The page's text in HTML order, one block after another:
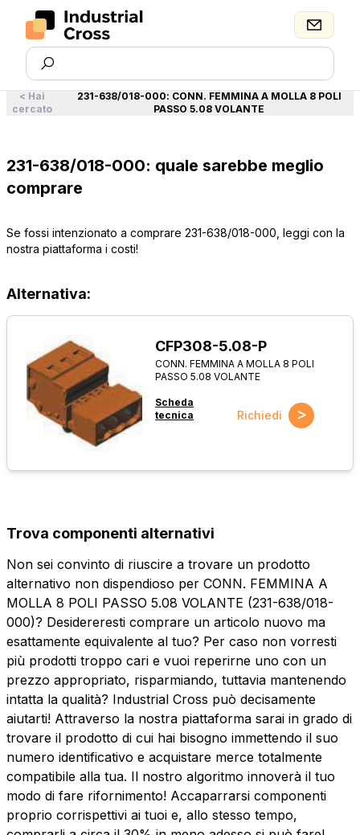
< Hai
cercato
231-638/018-000: CONN. FEMMINA A MOLLA 8 POLI
PASSO 5.08 VOLANTE
231-638/018-000: quale sarebbe meglio
comprare
Se fossi intenzionato a comprare 231-638/018-000, leggi con la
nostra piattaforma i costi!
Alternativa:
CFP308-5.08-P
CONN. FEMMINA A MOLLA 8 POLI
PASSO 5.08 VOLANTE
Scheda
tecnica
Richiedi >
Trova componenti alternativi
Non sei convinto di riuscire a trovare un prodotto
alternativo non dispendioso per CONN. FEMMINA A
MOLLA 8 POLI PASSO 5.08 VOLANTE (231-638/018-
000)? Desidereresti comprare un articolo nuovo ma
esattamente equivalente al tuo? Per caso non vorresti
più prodotti troppo cari e vuoi reperirne uno con un
prezzo appropriato, risparmiando, tuttavia mantenendo
intatta la qualità? Industrial Cross può decisamente
aiutarti! Attraverso la nostra piattaforma sarai in grado di
trovare il prodotto di cui hai bisogno immettendo il suo
numero identificativo e acquistare merce totalmente
compatibile alla tua. Il nostro algoritmo innoverà il tuo
modo di fare rifornimento! Accaparrarsi componenti
proprio corrispettivi ai tuoi e, allo stesso tempo,